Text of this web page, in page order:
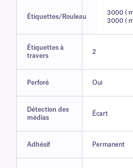
Étiquettes/Rouleau
3000 (
3000 (
Étiquettes à
travers
2
Perforé Oui
Détection des
médias
Écart
Adhésif Permanent